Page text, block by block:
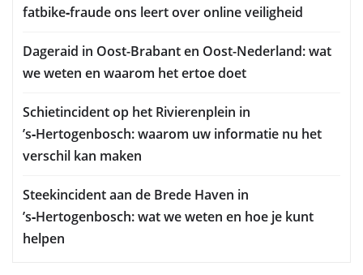
fatbike‑fraude ons leert over online veiligheid
Dageraid in Oost-Brabant en Oost-Nederland: wat
we weten en waarom het ertoe doet
Schietincident op het Rivierenplein in
’s‑Hertogenbosch: waarom uw informatie nu het
verschil kan maken
Steekincident aan de Brede Haven in
’s‑Hertogenbosch: wat we weten en hoe je kunt
helpen